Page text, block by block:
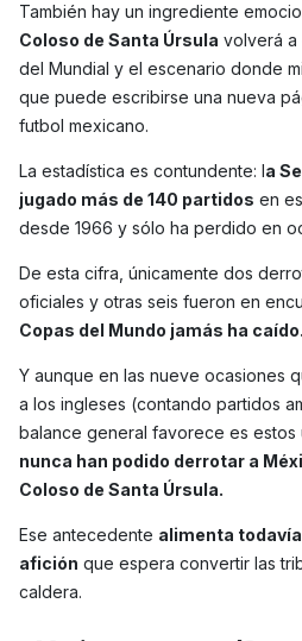
También hay un ingrediente
Coloso de Santa Úrsula volverá a
del Mundial y el escenario donde
que puede escribirse una nueva
futbol mexicano.
La estadística es contundente: la
jugado más de 140 partidos en
desde 1966 y sólo ha perdido en
De esta cifra, únicamente dos
oficiales y otras seis fueron en
Copas del Mundo jamás ha caído.
Y aunque en las nueve ocasiones
a los ingleses (contando partidos
balance general favorece es estos
nunca han podido derrotar a
Coloso de Santa Úrsula.
Ese antecedente alimenta
afición que espera convertir las
caldera.